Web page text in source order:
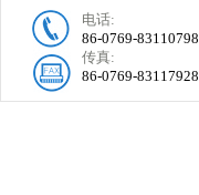
电话:
86-0769-83110798
传真:
86-0769-83117928